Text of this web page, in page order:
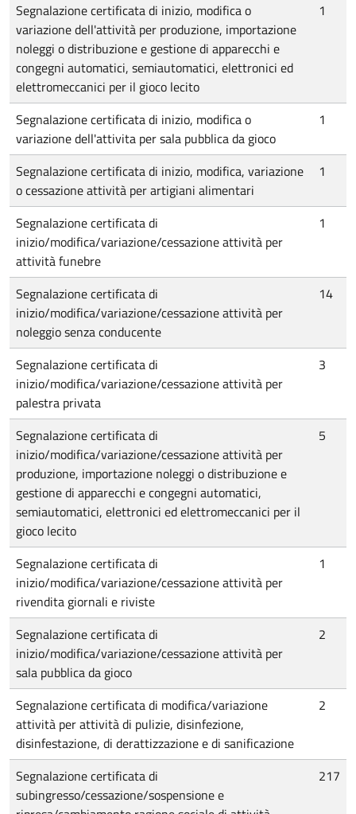
Segnalazione certificata di inizio, modifica o
variazione dell'attività per produzione, importazione
noleggi o distribuzione e gestione di apparecchi e
congegni automatici, semiautomatici, elettronici ed
elettromeccanici per il gioco lecito
1
Segnalazione certificata di inizio, modifica o
variazione dell'attivita per sala pubblica da gioco
1
Segnalazione certificata di inizio, modifica, variazione
o cessazione attività per artigiani alimentari
1
Segnalazione certificata di
inizio/modifica/variazione/cessazione attività per
attività funebre
1
Segnalazione certificata di
inizio/modifica/variazione/cessazione attività per
noleggio senza conducente
14
Segnalazione certificata di
inizio/modifica/variazione/cessazione attività per
palestra privata
3
Segnalazione certificata di
inizio/modifica/variazione/cessazione attività per
produzione, importazione noleggi o distribuzione e
gestione di apparecchi e congegni automatici,
semiautomatici, elettronici ed elettromeccanici per il
gioco lecito
5
Segnalazione certificata di
inizio/modifica/variazione/cessazione attività per
rivendita giornali e riviste
1
Segnalazione certificata di
inizio/modifica/variazione/cessazione attività per
sala pubblica da gioco
2
Segnalazione certificata di modifica/variazione
attività per attività di pulizie, disinfezione,
disinfestazione, di derattizzazione e di sanificazione
2
Segnalazione certificata di
subingresso/cessazione/sospensione e
217